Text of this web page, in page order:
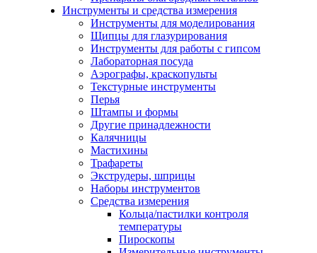
Инструменты и средства измерения
Инструменты для моделирования
Щипцы для глазурирования
Инструменты для работы с гипсом
Лабораторная посуда
Аэрографы, краскопульты
Текстурные инструменты
Перья
Штампы и формы
Другие принадлежности
Калячницы
Мастихины
Трафареты
Экструдеры, шприцы
Наборы инструментов
Средства измерения
Кольца/пастилки контроля
температуры
Пироскопы